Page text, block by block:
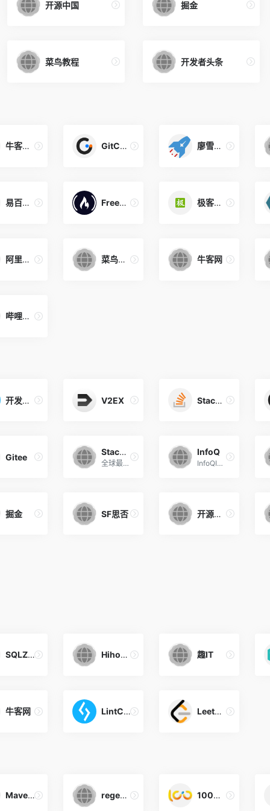
开源中国 掘金
菜鸟教程 开发者头条
牛客真题 GitChat 廖雪峰官网
易百教程 FreeCodeCamp 极客学院
阿里巴巴Java技术图谱 菜鸟教程 牛客网
哔哩哔哩
开发者头条 V2EX Stackoverflow
Gitee
StackOverflow
全球最大的技术问答社区
InfoQ
InfoQInfoQInfoQ
掘金 SF思否 开源中国
SQLZOO Hihocoder 趣IT
牛客网 LintCode LeetCode
Maven搜索 regex101 100素材网